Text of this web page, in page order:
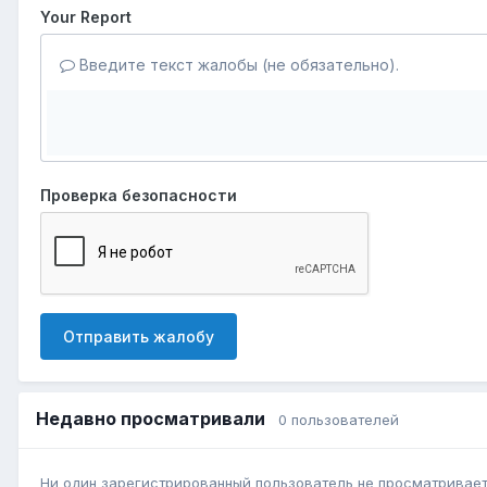
Your Report
Введите текст жалобы (не обязательно).
Проверка безопасности
Отправить жалобу
Недавно просматривали 0 пользователей
Ни один зарегистрированный пользователь не